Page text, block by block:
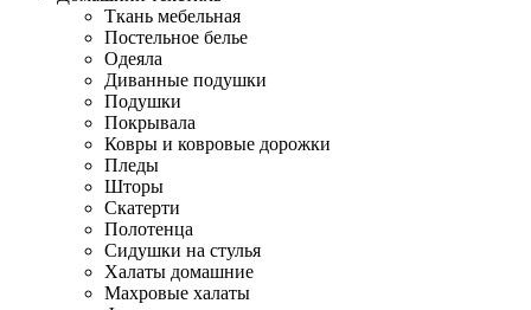
Ткань мебельная
Постельное белье
Одеяла
Диванные подушки
Подушки
Покрывала
Ковры и ковровые дорожки
Пледы
Шторы
Скатерти
Полотенца
Сидушки на стулья
Халаты домашние
Махровые халаты